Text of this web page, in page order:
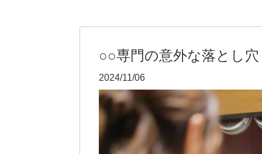
○○専門の意外な落とし穴
2024/11/06